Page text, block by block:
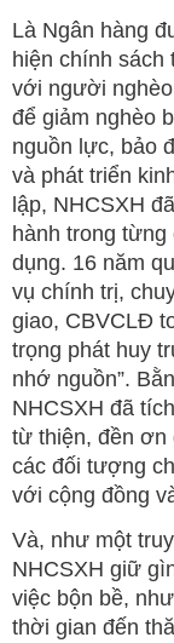
Là Ngân hàng
hiện chính
với người
để giảm nghèo
nguồn lực, bảo
và phát triển
lập, NHCSXH
hành trong
dụng. 16 năm
vụ chính trị,
giao, CBVCLĐ
trọng phát huy
nhớ nguồn”.
NHCSXH đã
từ thiện, đền ơn
các đối tượng
với cộng đồng
Và, như một
NHCSXH giữ
việc bộn bề,
thời gian đến